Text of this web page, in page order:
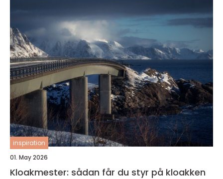
inspiration
01. May 2026
Kloakmester: sådan får du styr på kloakken